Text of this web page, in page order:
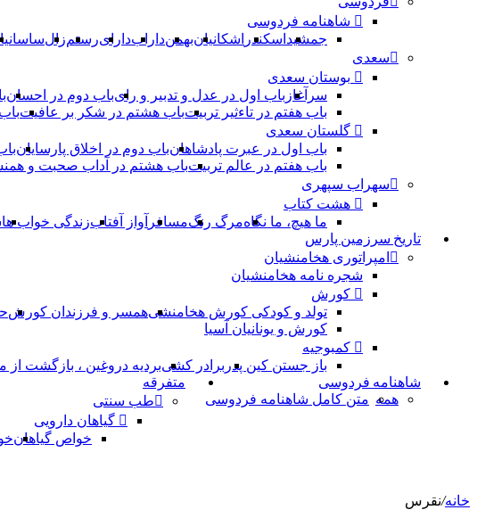
شاهنامه فردوسی
جمشید اسکندر اشکانیانبهمندارابدارایرستمزال
سعدی
بوستان سعدی
سرآغاز باب اول در عدل و تدبیر و رایباب دوم در احسان
باب هفتم در تاءثیر تربیتباب هشتم در شکر بر عافیت
گلستان سعدی
باب اول در عبرت پادشاهانباب دوم در اخلاق پارسایان
باب هفتم در عالم تربیتباب هشتم در آداب صحبت و
سهراب سپهری
هشت کتاب
ما هیچ، ما نگاهمرگ رنگمسافر آواز آفتابزندگی خواب ها
تاریخ سرزمین پارس
امپراتوری هخامنشیان
شجره نامه هخامنشیان
کورش
تولد و کودکی کورش هخامنشیهمسر و فرزندان کورش
کورش و یونانیان آسیا
کمبوجیه
باز جستن کین پدر برادر کشیبردیه دروغین ، بازگشت
شاهنامه فردوسی
همه متن کامل شاهنامه فردوسی
متفرقه
طب سنتی
گیاهان دارویی
خواص گیاهان
خانه/نقرس